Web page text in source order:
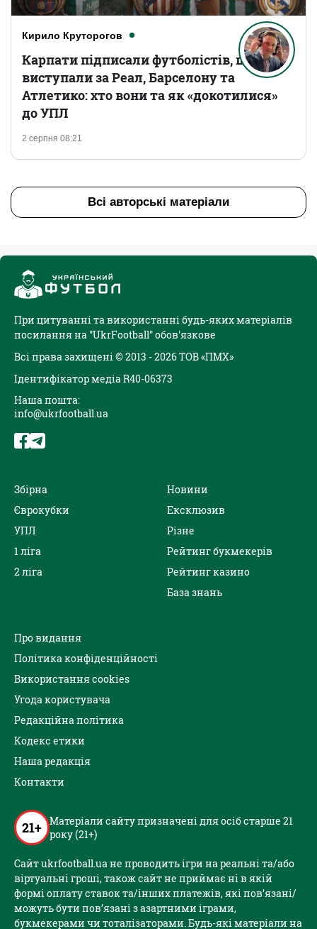
Кирило Круторогов
2 серпня 08:21
Карпати підписали футболістів, що
виступали за Реал, Барселону та
Атлетико: хто вони та як «докотилися»
до УПЛ
Всі авторські матеріали
При цитуванні та використанні будь-яких матеріалів
посилання на "UkrFootball" обов'язкове
Всі права захищені © 2013 - 2026 ТОВ «ПМХ»
Ідентифікатор медіа R40-06373
Наша пошта:
info@ukrfootball.ua
Збірна
Єврокубки
УПЛ
1 ліга
2 ліга
Новини
Ексклюзив
Різне
Рейтинг букмекерів
Рейтинг казино
База знань
Про видання
Політика конфіденційності
Використання cookies
Угода користувача
Редакційна політика
Кодекс етики
Наша редакція
Контакти
21+ Матеріали сайту призначені для осіб старше 21
року (21+)
Сайт ukrfootball.ua не проводить ігри на реальні та/або
віртуальні гроші, також сайт не приймає ні в якій
формі оплату ставок та/інших платежів, які пов’язані/
можуть бути пов’язані з азартними іграми,
букмекерами чи тоталізаторами. Будь-які матеріали на